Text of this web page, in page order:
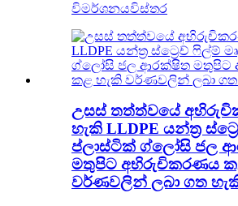
විමර්ශනයවිස්තර
උසස් තත්ත්වයේ
හැකි LLDPE යන්ත්‍ර
ප්ලාස්ටික් ග්ලෝසි ජල
මතුපිට අභිරුචිකරණය
වර්ණවලින් ලබා ගත